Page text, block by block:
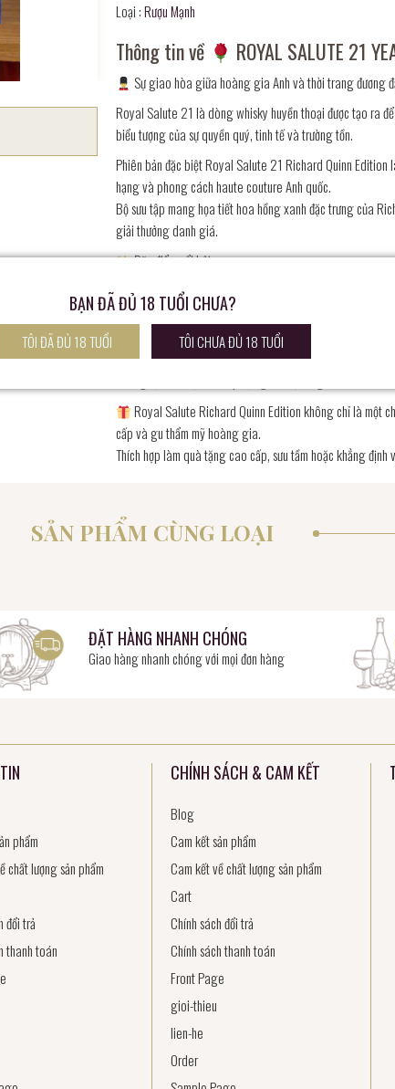
Loại :Rượu Mạnh
Thông tin về ROYAL SALUTE 21
Sự giao hòa giữa hoàng gia Anh và thời trang đương
Royal Salute 21 là dòng whisky huyền thoại được tạo ra
biểu tượng của sự quyền quý, tinh tế và trường tồn.
Phiên bản đặc biệt Royal Salute 21 Richard Quinn
hạng và phong cách haute couture Anh quốc.
Bộ sưu tập mang họa tiết hoa hồng xanh đặc trưng của
giải thưởng danh giá.
Đặc điểm nổi bật:
Tuổi rượu: 21 năm ủ trong thùng gỗ sồi chọn lọc
Phong cách: Blended Scotch Whisky
Thiết kế: Gốm sứ sang trọng với họa tiết hoa hồng xanh
Royal Salute Richard Quinn Edition không chỉ là một
cấp và gu thẩm mỹ hoàng gia.
Thích hợp làm quà tặng cao cấp, sưu tầm hoặc khẳng
SẢN PHẨM CÙNG LOẠI
ĐẶT HÀNG NHANH CHÓNG
Giao hàng nhanh chóng với mọi đơn hàng
phẩm
chất lượng sản phẩm
đổi trả
thanh toán
CHÍNH SÁCH & CAM KẾT
Blog
Cam kết sản phẩm
Cam kết về chất lượng sản phẩm
Cart
Chính sách đổi trả
Chính sách thanh toán
Front Page
gioi-thieu
lien-he
Order
BẠN ĐÃ ĐỦ 18 TUỔI CHƯA?
TÔI ĐÃ ĐỦ 18 TUỔI TÔI CHƯA ĐỦ 18 TUỔI